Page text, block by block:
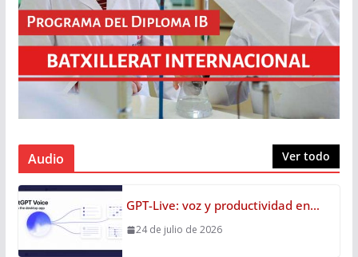
Audio Ver todo
GPT-Live: voz y productividad en…
24 de julio de 2026